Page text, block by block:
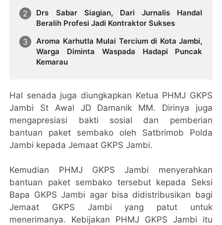
Drs Sabar Siagian, Dari Jurnalis Handal
Beralih Profesi Jadi Kontraktor Sukses
Aroma Karhutla Mulai Tercium di Kota Jambi,
Warga Diminta Waspada Hadapi Puncak
Kemarau
Hal senada juga diungkapkan Ketua PHMJ GKPS
Jambi St Awal JD Damanik MM. Dirinya juga
mengapresiasi bakti sosial dan pemberian
bantuan paket sembako oleh Satbrimob Polda
Jambi kepada Jemaat GKPS Jambi.
Kemudian PHMJ GKPS Jambi menyerahkan
bantuan paket sembako tersebut kepada Seksi
Bapa GKPS Jambi agar bisa didistribusikan bagi
Jemaat GKPS Jambi yang patut untuk
menerimanya. Kebijakan PHMJ GKPS Jambi itu